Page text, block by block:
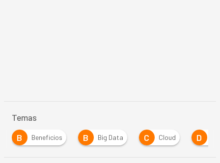
Temas
B
Beneficios B Big Data C Cloud D